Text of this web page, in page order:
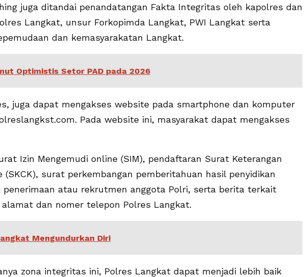
juga ditandai penandatangan Fakta Integritas oleh kapolres dan
Langkat, unsur Forkopimda Langkat, PWI Langkat serta
dan kemasyarakatan Langkat.
Optimistis Setor PAD pada 2026
juga dapat mengakses website pada smartphone dan komputer
Pada website ini, masyarakat dapat mengakses
Izin Mengemudi online (SIM), pendaftaran Surat Keterangan
(SKCK), surat perkembangan pemberitahuan hasil penyidikan
penerimaan atau rekrutmen anggota Polri, serta berita terkait
dan nomer telepon Polres Langkat.
Mengundurkan Diri
zona integritas ini, Polres Langkat dapat menjadi lebih baik